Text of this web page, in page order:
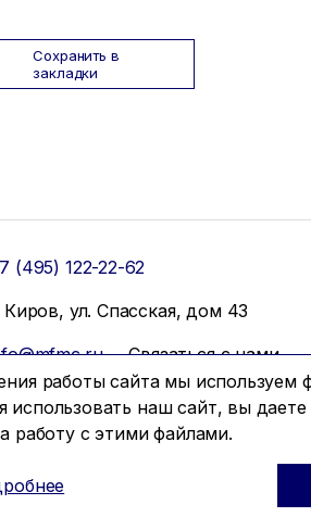
Сохранить в
закладки
работы сайта мы используем
использовать наш сайт, вы даете
работу с этими файлами.
(495) 122-22-62
Киров, ул. Спасская, дом 43
Связаться с нами